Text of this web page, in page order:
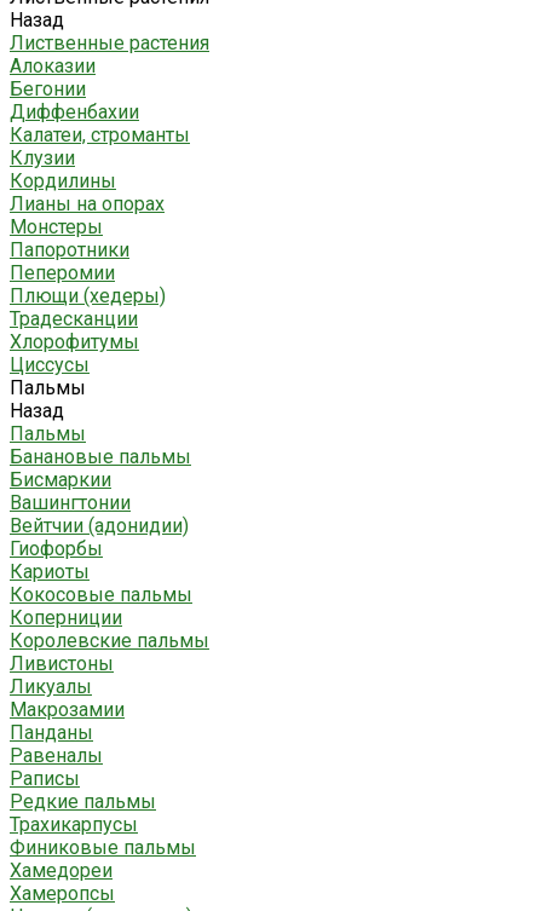
Назад
Лиственные растения
Алоказии
Бегонии
Диффенбахии
Калатеи, строманты
Клузии
Кордилины
Лианы на опорах
Монстеры
Папоротники
Пеперомии
Плющи (хедеры)
Традесканции
Хлорофитумы
Циссусы
Пальмы
Назад
Пальмы
Банановые пальмы
Бисмаркии
Вашингтонии
Вейтчии (адонидии)
Гиофорбы
Кариоты
Кокосовые пальмы
Коперниции
Королевские пальмы
Ливистоны
Ликуалы
Макрозамии
Панданы
Равеналы
Раписы
Редкие пальмы
Трахикарпусы
Финиковые пальмы
Хамедореи
Хамеропсы